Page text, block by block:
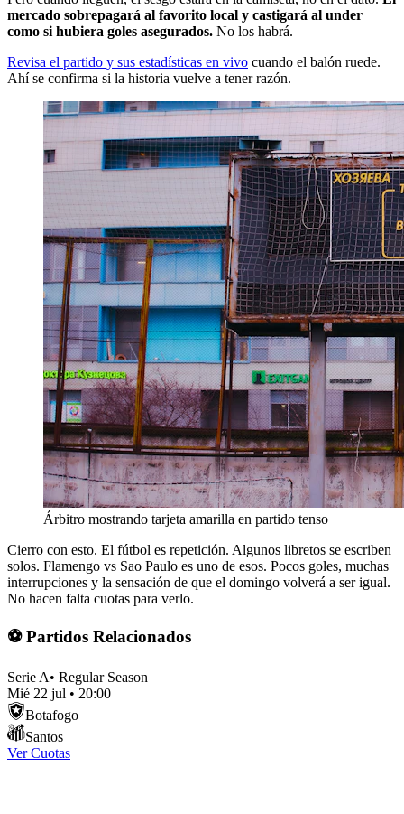
mercado sobrepagará al favorito local y castigará al under
como si hubiera goles asegurados. No los habrá.
Revisa el partido y sus estadísticas en vivo cuando el balón ruede.
Ahí se confirma si la historia vuelve a tener razón.
Árbitro mostrando tarjeta amarilla en partido tenso
Cierro con esto. El fútbol es repetición. Algunos libretos se escriben
solos. Flamengo vs Sao Paulo es uno de esos. Pocos goles, muchas
interrupciones y la sensación de que el domingo volverá a ser igual.
No hacen falta cuotas para verlo.
⚽ Partidos Relacionados
Serie A• Regular Season
Mié 22 jul • 20:00
Botafogo
Santos
Ver Cuotas